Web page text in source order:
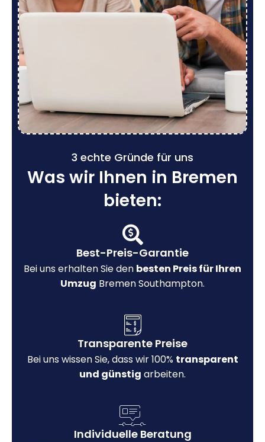
3 echte Gründe für uns
Was wir Ihnen in Bremen
bieten:
Best-Preis-Garantie
Bei uns erhalten Sie den besten Preis für Ihren
Umzug Bremen Southampton.
Transparente Preise
Bei uns wissen Sie, dass wir 100% transparent
und günstig arbeiten.
Individuelle Beratung